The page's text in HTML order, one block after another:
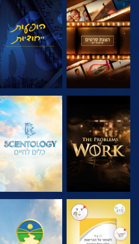
בדוק את הסדרה צפה
בדוק את הסדרה בדוק את הסדרה
צפה צפה